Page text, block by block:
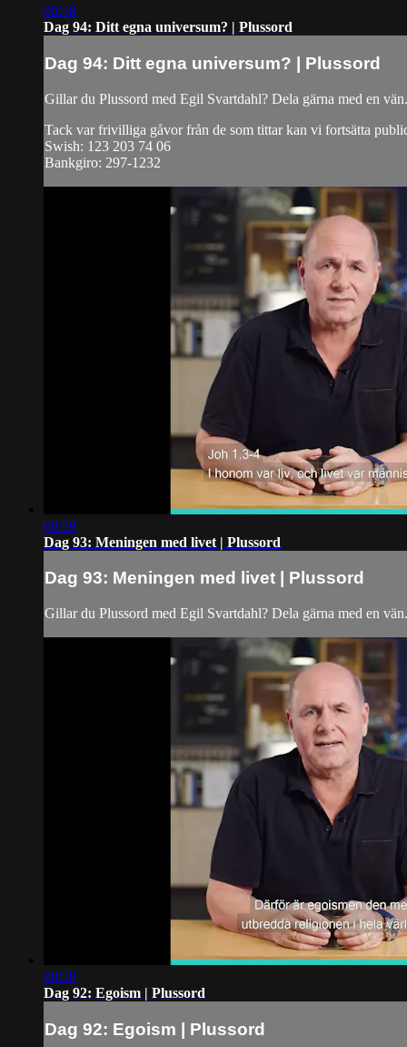
00:58
Dag 94: Ditt egna universum? | Plussord
Dag 94: Ditt egna universum? | Plussord
Gillar du Plussord med Egil Svartdahl? Dela gärna med en vän.
Tack var frivilliga gåvor från de som tittar kan vi fortsätta
Swish: 123 203 74 06
Bankgiro: 297-1232
00:59
Dag 93: Meningen med livet | Plussord
Dag 93: Meningen med livet | Plussord
Gillar du Plussord med Egil Svartdahl? Dela gärna med en vän.
00:59
Dag 92: Egoism | Plussord
Dag 92: Egoism | Plussord